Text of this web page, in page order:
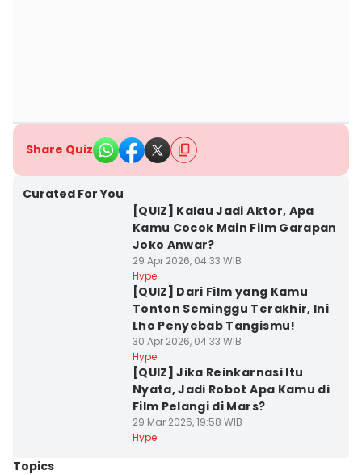
Share Quiz
Curated For You
[QUIZ] Kalau Jadi Aktor, Apa
Kamu Cocok Main Film Garapan
Joko Anwar?
29 Apr 2026, 04:33 WIB
Hype
[QUIZ] Dari Film yang Kamu
Tonton Seminggu Terakhir, Ini
Lho Penyebab Tangismu!
30 Apr 2026, 04:33 WIB
Hype
[QUIZ] Jika Reinkarnasi Itu
Nyata, Jadi Robot Apa Kamu di
Film Pelangi di Mars?
29 Mar 2026, 19:58 WIB
Hype
Topics